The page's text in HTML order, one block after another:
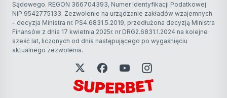
Sądowego. REGON 366704393, Numer Identyfikacji Podatkowej
NIP 9542775133. Zezwolenie na urządzanie zakładów wzajemnych
– decyzja Ministra nr. PS4.6831.5.2019, przedłużona decyzją Ministra
Finansów z dnia 17 kwietnia 2025r. nr DRG2.6831.1.2024 na kolejne
sześć lat, liczonych od dnia następującego po wygaśnięciu
aktualnego zezwolenia.